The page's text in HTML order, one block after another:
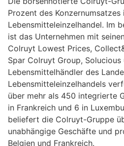
Prozent des Konzernumsatzes
Lebensmitteleinzelhandel. Im
ist das Unternehmen mit
Colruyt Lowest Prices,
Spar Colruyt Group,
Lebensmittelhändler des
Lebensmitteleinzelhandels
über mehr als 450 integrierte
in Frankreich und 6 in
beliefert die Colruyt-Gruppe
unabhängige Geschäfte und
Belgien und Frankreich.